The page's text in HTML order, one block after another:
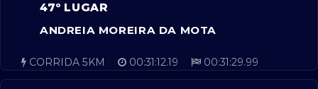
47º LUGAR
ANDREIA MOREIRA DA MOTA
CORRIDA 5KM 00:31:12.19 00:31:29.99